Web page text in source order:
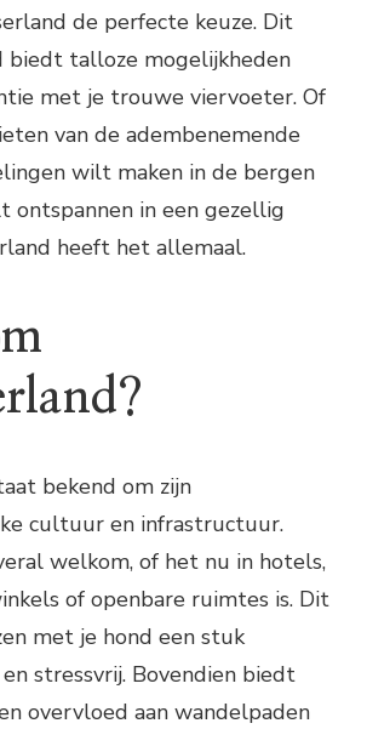
de perfecte keuze. Dit
biedt talloze mogelijkheden
met je trouwe viervoeter. Of
van de adembenemende
wilt maken in de bergen
ontspannen in een gezellig
heeft het allemaal.
bekend om zijn
cultuur en infrastructuur.
welkom, of het nu in hotels,
of openbare ruimtes is. Dit
met je hond een stuk
stressvrij. Bovendien biedt
overvloed aan wandelpaden